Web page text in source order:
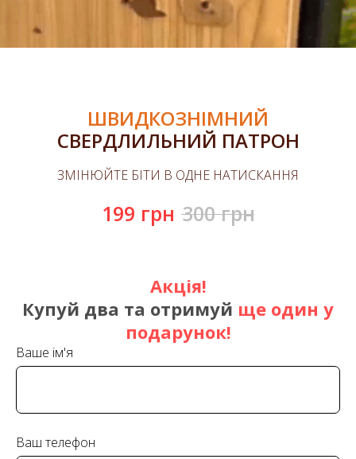
ШВИДКОЗНІМНИЙ
СВЕРДЛИЛЬНИЙ ПАТРОН
ЗМІНЮЙТЕ БІТИ В ОДНЕ НАТИСКАННЯ
199 грн 300 грн
Акція!
Купуй два та отримуй ще один у
подарунок!
Ваше ім'я
Ваш телефон